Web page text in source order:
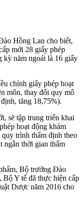
Hồng Lan cho biết,
mới 28 giấy phép
kỳ năm ngoái là 16 giấy
chỉnh giấy phép hoạt
môn, thay đổi quy mô
tăng 18,75%).
sẽ tập trung triển khai
hoạt động khám
trình thẩm định theo
ngắn thời gian thẩm
Bộ trưởng Đào
Bộ Y tế đã thực hiện cấp
Dược năm 2016 cho